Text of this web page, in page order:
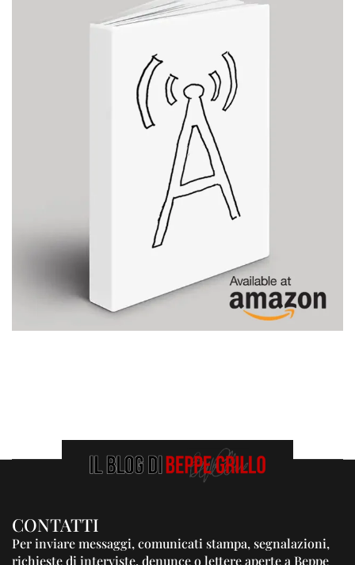
CONTATTI
Per inviare messaggi, comunicati stampa, segnalazioni,
richieste di interviste, denunce o lettere aperte a Beppe